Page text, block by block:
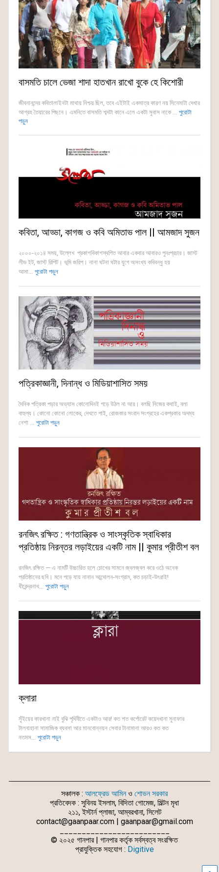
বাসমতি চালে ভেজা শাদা হাতখান রাখো বুকে হে কিশোরী
জীবনানন্দের কবিতালাইনটা মাথায় নিশ্চয় ছিল, তবে এইটাই একমাত্র কারণ নয় সিনেমাটা দেখার
আগ্রহ তৈয়ারের পিছনে। এমনিতে বাসমতি শব্দটা কানে এলে একটা সুবাস নাকে ... পুরোটা
পড়ুন
কবিতা, আড্ডা, কাগজ ও কবি অমিতাভ পাল || আমজাদ সুজন
২০০০-২০১৪ সময়, উল্লেখ প্রকাশবিকাশস্থগিত আবার একবার আবারও পুনঃপ্রচার। জাস্ট
লীভ ইট, জাস্ট রিপিট। ভূমি জরিপ। নানা ঘটনা ঘটার যুগে অসংখ্য কবিবন্ধু হয়
আমা... পুরোটা পড়ুন
পত্রিকাজ্ঞানী, দিনান্ধ ও মিডিয়াশাসিত সময়
দৈনিক পত্রিকা পড়ার অভ্যাস কোনোদিনই গড়ে উঠল না আর। বলছি নিজের কথাই, বলা
বাহুল্য। কোনো কোনো লোকের, দেখতে পাই, রোজকার সংবাদ সংগ্রহের একপ্রকার অদম্য
নেশা ... পুরোটা পড়ুন
রনজিৎ রক্ষিত : গণতান্ত্রিক ও সাংস্কৃতিক স্বাধিকার
প্রতিষ্ঠায় নিরন্তর লড়াইয়ের একটি নাম || কুমার প্রীতীশ বল
রনজিৎ রক্ষিত — এ নামটি উচ্চারিত হলে চোখের সামনে জ্বলজ্বল করে ওঠে অনেক
প্রতিষ্ঠানের ছবি। মনে পড়ে যায় নানান আন্দোলন-সংগ্রাম, কত চড়াই-উৎরাই!
ধীরেন্দ্রনাথ... পুরোটা পড়ুন
ক্লারা
সুঁইয়ের কারখানা নাই বুঝি পৃথিবীতে একটাও আর! কত শত কর্পোরেট কয়েদখানা মুনাফার
টালবাহানা সামাজিক ব্যবসা আর মানবোন্নয়ন সেবার টানামানা আরও কত কত
নতমস... পুরোটা পড়ুন
সঞ্চালক : আলফ্রেড আমিনও শোভন সরকার
প্রতিবেদক : সুবিনয় ইসলাম, বিদিতা গোমেজ, মিল্টন মৃধা
২১১, ইস্টার্ন প্লাজা, আম্বরখানা, সিলেট
contact@gaanpaar.com | gaanpaar@gmail.com
© ২০২৫ গানপার | গানপার কর্তৃক সর্বস্বত্ব সংরক্ষিত
প্রাযুক্তিক সহযোগ : Digitive